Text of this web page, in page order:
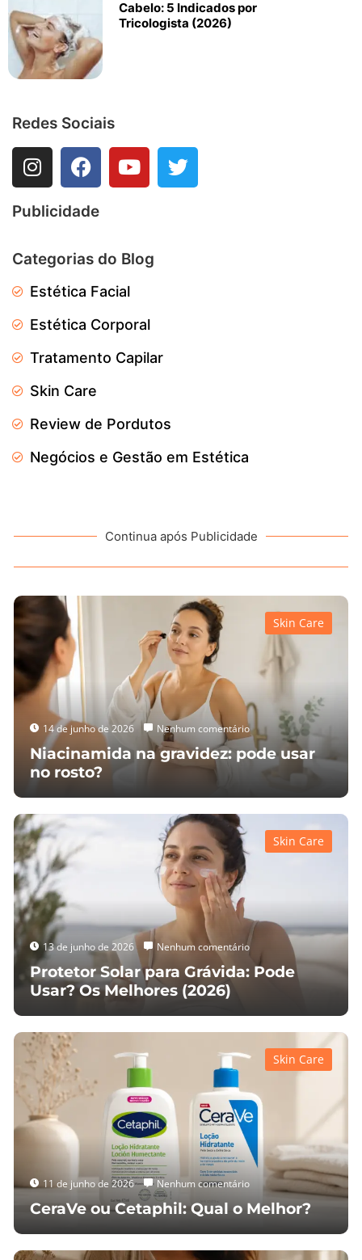
Cabelo: 5 Indicados por
Tricologista (2026)
Redes Sociais
Publicidade
Categorias do Blog
Estética Facial
Estética Corporal
Tratamento Capilar
Skin Care
Review de Pordutos
Negócios e Gestão em Estética
Continua após Publicidade
14 de junho de 2026 Nenhum comentário
Niacinamida na gravidez: pode usar
no rosto?
Skin Care
13 de junho de 2026 Nenhum comentário
Protetor Solar para Grávida: Pode
Usar? Os Melhores (2026)
Skin Care
11 de junho de 2026 Nenhum comentário
CeraVe ou Cetaphil: Qual o Melhor?
Skin Care